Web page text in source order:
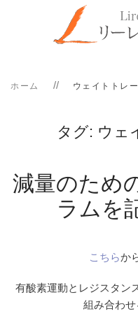
ホーム ウェイトトレ
タグ: ウェ
減量のため
ラムを
こちらか
有酸素運動とレジスタン
組み合わせ